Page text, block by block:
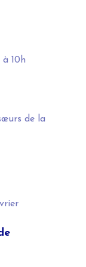
à 10h
de la